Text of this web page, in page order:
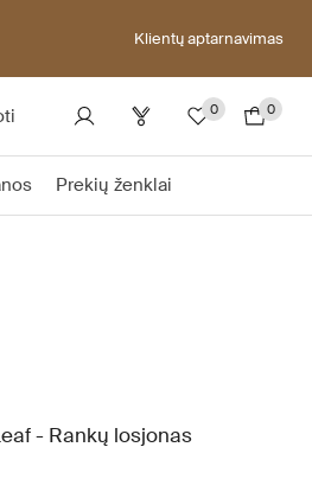
Klientų aptarnavimas
0 0
Prekių ženklai
- Rankų losjonas